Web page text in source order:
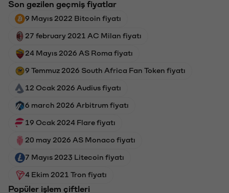
Son gezilen geçmiş fiyatlar
9 Mayıs 2022 Bitcoin fiyatı
27 february 2021 AC Milan fiyatı
24 Mayıs 2026 AS Roma fiyatı
9 Temmuz 2026 South Africa Fan Token fiyatı
12 Ocak 2026 Audius fiyatı
6 march 2026 Arbitrum fiyatı
19 Ocak 2024 Flare fiyatı
20 may 2026 AS Monaco fiyatı
7 Mayıs 2023 Litecoin fiyatı
4 Ekim 2021 Tron fiyatı
Popüler işlem çiftleri